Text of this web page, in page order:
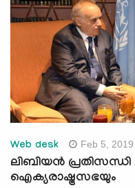
Web desk Feb 5, 2019
ലിബിയന്‍
ഐക്യരാഷ്ട്രസഭയും